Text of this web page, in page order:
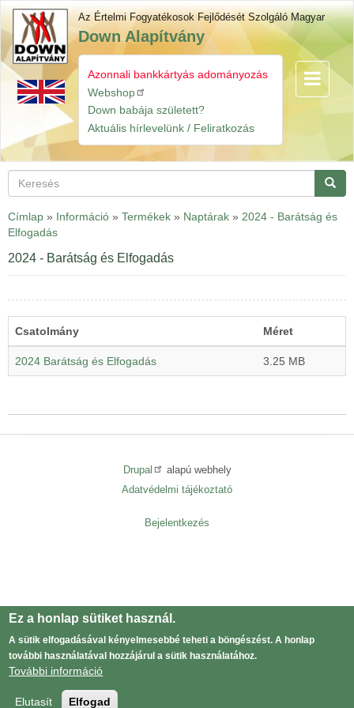
Ugrás
tartalomra
Az Értelmi Fogyatékosok Fejlődését Szolgáló Magyar
Down Alapítvány
Gyorslinkek
Azonnali bankkártyás adományozás
Webshop
Down babája született?
Aktuális hírlevelünk / Feliratkozás
Navigáció
Keresés
Címlap » Információ » Termékek » Naptárak » 2024 - Barátság és
Elfogadás
2024 - Barátság és Elfogadás
Csatolmány Méret
2024 Barátság és Elfogadás 3.25 MB
Drupal alapú webhely
Adatvédelmi tájékoztató
Bejelentkezés
Ez a honlap sütiket használ.
A sütik elfogadásával kényelmesebbé teheti a böngészést. A honlap
további használatával hozzájárul a sütik használatához.
További információ
Elutasít Elfogad